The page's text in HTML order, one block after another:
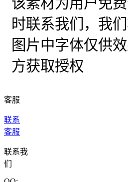
时联系我们，我
图片中字体仅供
方获取授权
客服
联系
客服
联系我
们